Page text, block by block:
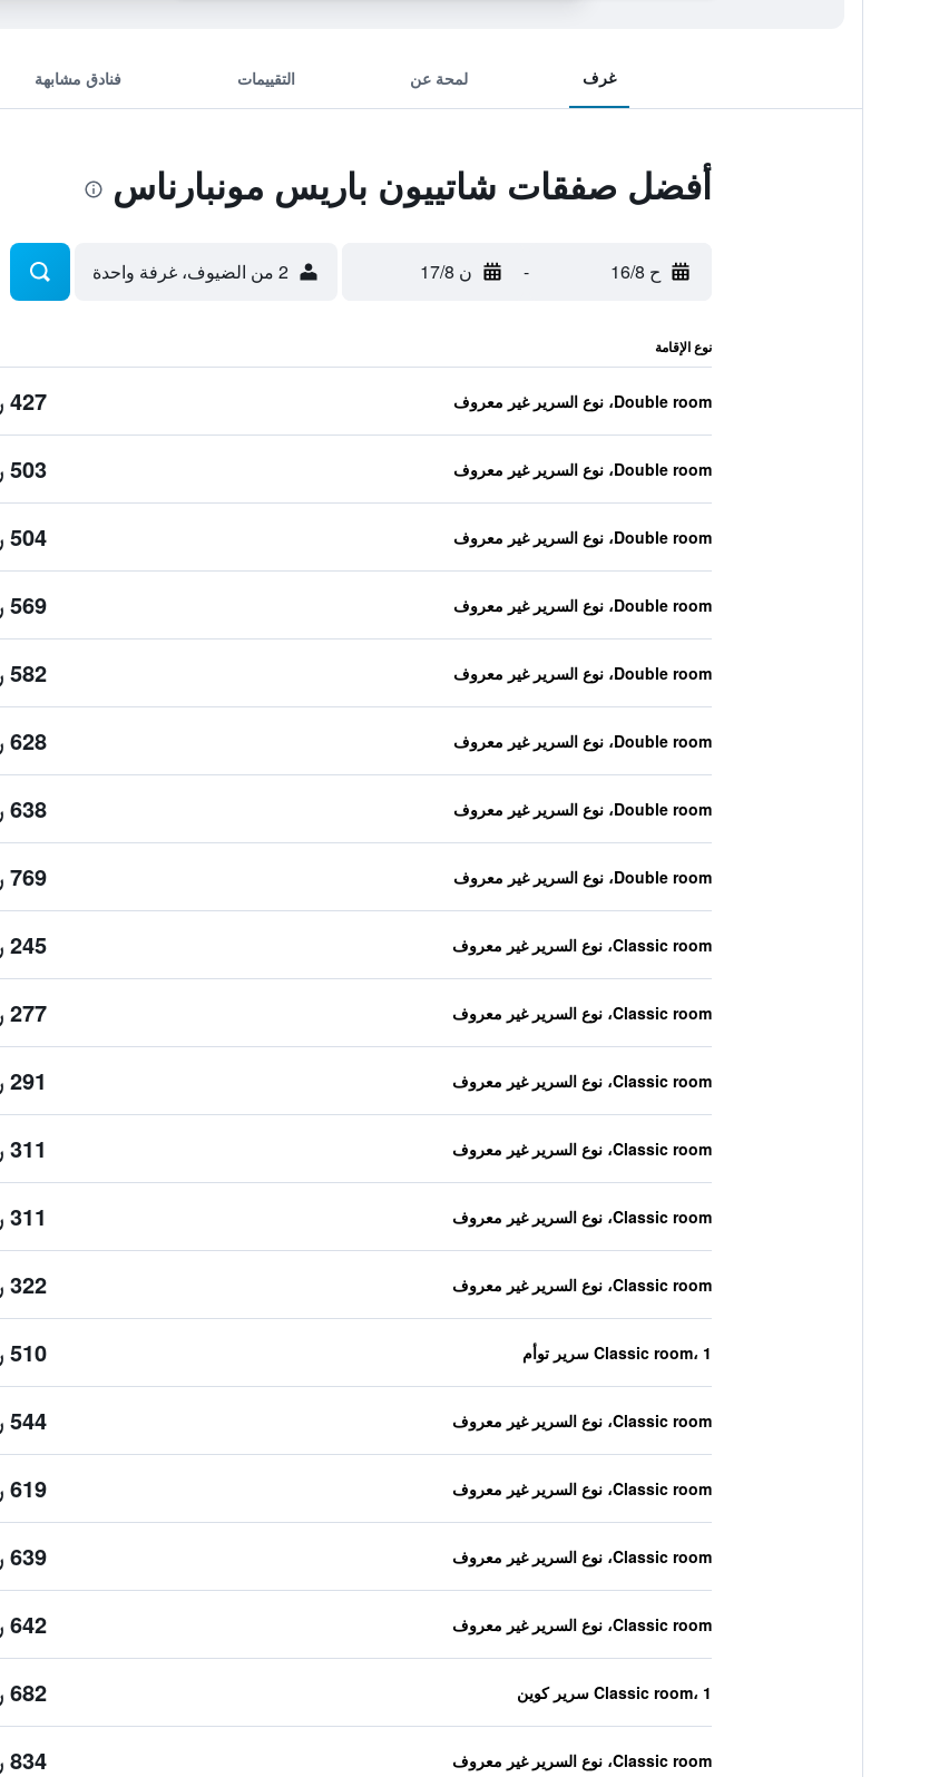
غرف لمحة عن التقييمات فنادق مشابهة
أفضل صفقات شاتييون باريس مونبارناس
ح 16/8 - ن 17/8 2 من الضيوف، غرفة واحدة
نوع الإقامة
Double room، نوع السرير غير معروف 427 ﷼
Double room، نوع السرير غير معروف 503 ﷼
Double room، نوع السرير غير معروف 504 ﷼
Double room، نوع السرير غير معروف 569 ﷼
Double room، نوع السرير غير معروف 582 ﷼
Double room، نوع السرير غير معروف 628 ﷼
Double room، نوع السرير غير معروف 638 ﷼
Double room، نوع السرير غير معروف 769 ﷼
Classic room، نوع السرير غير معروف 245 ﷼
Classic room، نوع السرير غير معروف 277 ﷼
Classic room، نوع السرير غير معروف 291 ﷼
Classic room، نوع السرير غير معروف 311 ﷼
Classic room، نوع السرير غير معروف 311 ﷼
Classic room، نوع السرير غير معروف 322 ﷼
Classic room، 1 سرير توأم 510 ﷼
Classic room، نوع السرير غير معروف 544 ﷼
Classic room، نوع السرير غير معروف 619 ﷼
Classic room، نوع السرير غير معروف 639 ﷼
Classic room، نوع السرير غير معروف 642 ﷼
Classic room، 1 سرير كوين 682 ﷼
Classic room، نوع السرير غير معروف 834 ﷼